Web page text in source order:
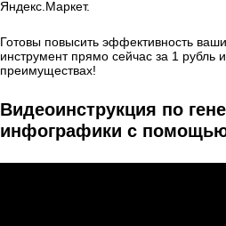
Яндекс.Маркет.
Готовы повысить эффективность
инструмент прямо сейчас за 1 рубль
преимуществах!
Видеоинструкция по
инфографики с